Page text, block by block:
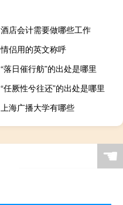
酒店会计需要做哪些工作
情侣用的英文称呼
“落日催行舫”的出处是哪里
“任厥性兮往还”的出处是哪里
上海广播大学有哪些
☚